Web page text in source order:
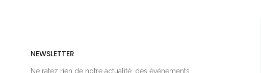
NEWSLETTER
Ne ratez rien de notre actualité, des événements